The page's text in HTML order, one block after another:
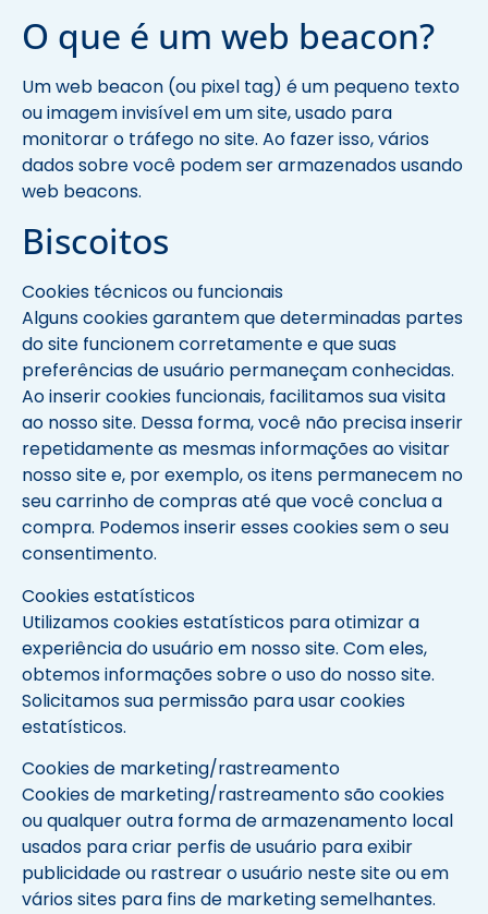
O que é um web beacon?
Um web beacon (ou pixel tag) é um pequeno texto
ou imagem invisível em um site, usado para
monitorar o tráfego no site. Ao fazer isso, vários
dados sobre você podem ser armazenados usando
web beacons.
Biscoitos
Cookies técnicos ou funcionais
Alguns cookies garantem que determinadas partes
do site funcionem corretamente e que suas
preferências de usuário permaneçam conhecidas.
Ao inserir cookies funcionais, facilitamos sua visita
ao nosso site. Dessa forma, você não precisa inserir
repetidamente as mesmas informações ao visitar
nosso site e, por exemplo, os itens permanecem no
seu carrinho de compras até que você conclua a
compra. Podemos inserir esses cookies sem o seu
consentimento.
Cookies estatísticos
Utilizamos cookies estatísticos para otimizar a
experiência do usuário em nosso site. Com eles,
obtemos informações sobre o uso do nosso site.
Solicitamos sua permissão para usar cookies
estatísticos.
Cookies de marketing/rastreamento
Cookies de marketing/rastreamento são cookies
ou qualquer outra forma de armazenamento local
usados para criar perfis de usuário para exibir
publicidade ou rastrear o usuário neste site ou em
vários sites para fins de marketing semelhantes.